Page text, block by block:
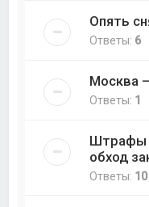
Опять
Ответы: 6
Москва
Ответы: 1
Штрафы
обход
Ответы: 10